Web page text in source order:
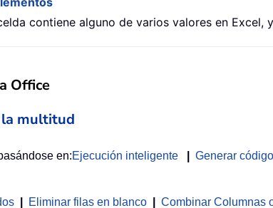
contiene alguno de varios valores en Excel,
Office
la multitud
en:Ejecución inteligente
Generar código
Eliminar filas en blanco Combinar Columnas